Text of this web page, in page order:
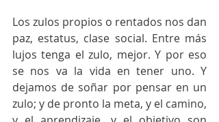
Los zulos propios o rentados nos dan
paz, estatus, clase social. Entre más
lujos tenga el zulo, mejor. Y por eso
se nos va la vida en tener uno. Y
dejamos de soñar por pensar en un
zulo; y de pronto la meta, y el camino,